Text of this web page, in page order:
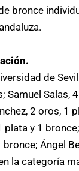
bronce
de
Samuel
2 oros, 1
y 1
Ángel
la categoría